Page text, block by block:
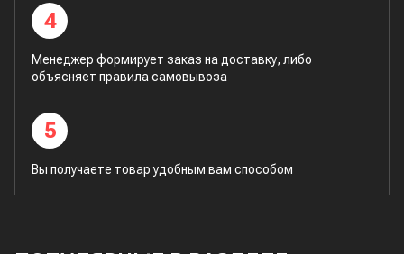
4
Менеджер формирует заказ на доставку, либо
объясняет правила самовывоза
5
Вы получаете товар удобным вам способом